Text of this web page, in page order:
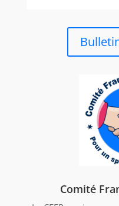
Comité